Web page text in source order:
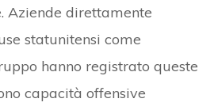
Aziende direttamente
statunitensi come
hanno registrato queste
capacità offensive